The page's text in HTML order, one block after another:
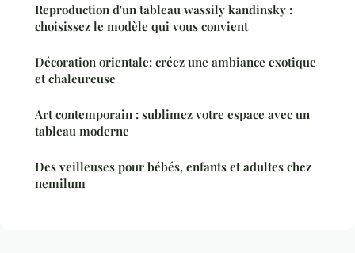
Reproduction d'un tableau wassily kandinsky :
choisissez le modèle qui vous convient
Décoration orientale: créez une ambiance exotique
et chaleureuse
Art contemporain : sublimez votre espace avec un
tableau moderne
Des veilleuses pour bébés, enfants et adultes chez
nemilum